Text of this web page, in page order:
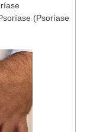
(Psoríase